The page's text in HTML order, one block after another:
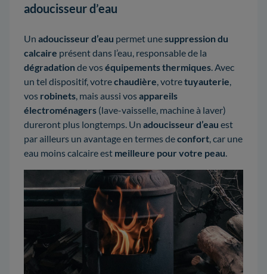
adoucisseur d’eau
Un adoucisseur d’eau permet unesuppression du
calcaire présent dans l’eau, responsable de la
dégradationde voséquipements thermiques . Avec
un tel dispositif, votrechaudière , votretuyauterie
vos robinets , mais aussi vosappareils
électroménagers (lave-vaisselle, machine à laver)
dureront plus longtemps. Un adoucisseur d’eau est
par ailleurs un avantage en termes deconfort , car une
eau moins calcaire est meilleure pour votre peau